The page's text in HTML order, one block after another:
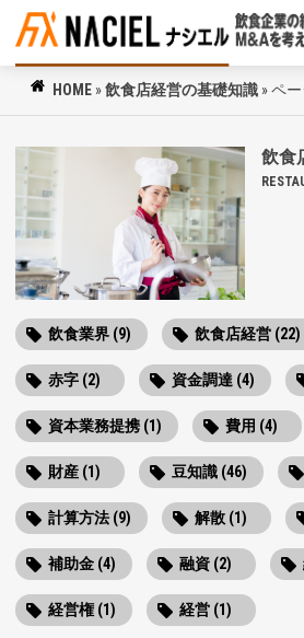
HOME »飲食店経営の基礎知識 »ペー
飲食
飲食業界 (9) 飲食店経営 (22)
赤字 (2) 資金調達 (4)
資本業務提携 (1) 費用 (4)
財産 (1) 豆知識 (46)
計算方法 (9) 解散 (1)
補助金 (4) 融資 (2)
経営権 (1) 経営 (1)